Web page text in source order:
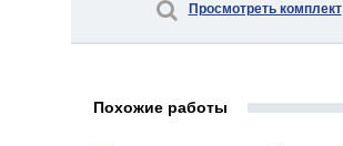
Просмотреть комплект
Похожие работы